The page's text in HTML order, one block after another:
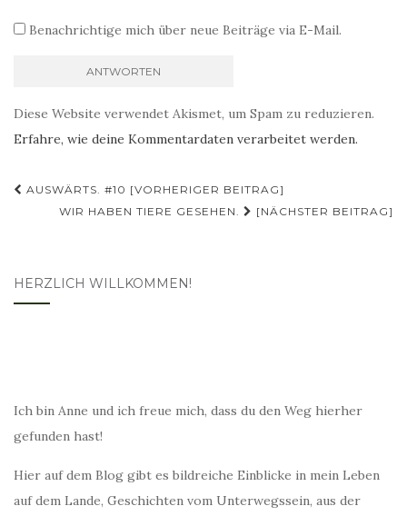
Benachrichtige mich über neue Beiträge via E-Mail.
Diese Website verwendet Akismet, um Spam zu reduzieren.
Erfahre, wie deine Kommentardaten verarbeitet werden.
Beitragsnavigation
AUSWÄRTS. #10 [VORHERIGER BEITRAG]
WIR HABEN TIERE GESEHEN.
[NÄCHSTER BEITRAG]
HERZLICH WILLKOMMEN!
Ich bin Anne und ich freue mich, dass du den Weg hierher
gefunden hast!
Hier auf dem Blog gibt es bildreiche Einblicke in mein Leben
auf dem Lande, Geschichten vom Unterwegssein, aus der